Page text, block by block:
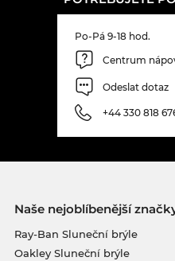
Po-Pá 9-18 hod.
Centrum
Odeslat dotaz
+44 330 818
Naše nejoblíbenější
Ray-Ban Sluneční brýle
Oakley Sluneční brýle